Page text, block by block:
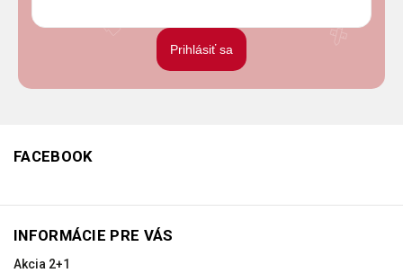
Prihlásiť sa
FACEBOOK
INFORMÁCIE PRE VÁS
Akcia 2+1